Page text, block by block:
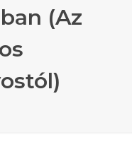
(Az